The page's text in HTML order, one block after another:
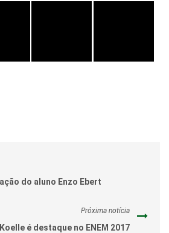
do aluno Enzo Ebert
Próxima notícia
Koelle é destaque no ENEM 2017